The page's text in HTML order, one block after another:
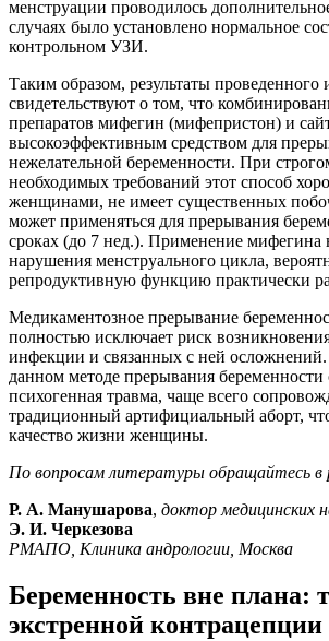
менструации проводилось
случаях было установлено нормальное
контрольном УЗИ.
Таким образом, результаты проведенного
свидетельствуют о том, что
препаратов мифегин (мифепристон) и
высокоэффективным средством для
нежелательной беременности. При
необходимых требований этот способ
женщинами, не имеет существенных
может применяться для прерывания
сроках (до 7 нед.). Применение мифегина
нарушения менструального цикла,
репродуктивную функцию практически
Медикаментозное прерывание
полностью исключает риск
инфекции и связанных с ней
данном методе прерывания беременности
психогенная травма, чаще всего
традиционный артифициальный аборт,
качество жизни женщины.
По вопросам литературы обращайтесь в
Р. А. Манушарова, доктор медицинских
Э. И. Черкезова
РМАПО, Клиника андрологии, Москва
Беременность вне плана:
экстренной контрацепции